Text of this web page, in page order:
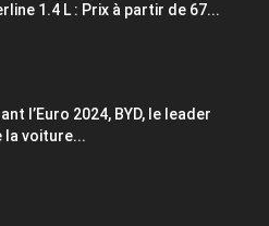
1.4 L : Prix à partir de 67...
l’Euro 2024, BYD, le leader
la voiture...